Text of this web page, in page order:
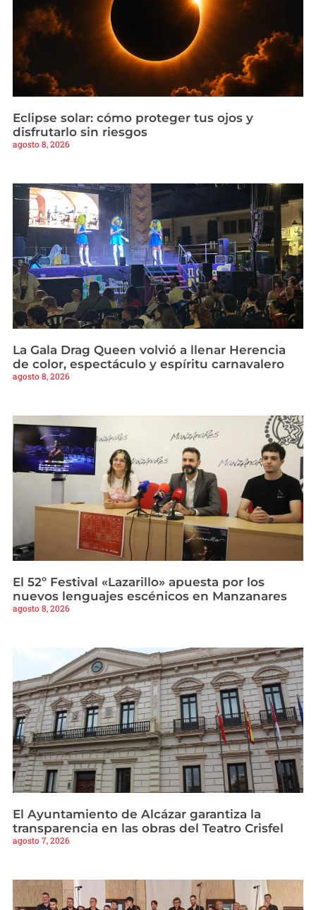
Eclipse solar: cómo proteger tus ojos y
disfrutarlo sin riesgos
agosto 8, 2026
La Gala Drag Queen volvió a llenar Herencia
de color, espectáculo y espíritu carnavalero
agosto 8, 2026
El 52º Festival «Lazarillo» apuesta por los
nuevos lenguajes escénicos en Manzanares
agosto 8, 2026
El Ayuntamiento de Alcázar garantiza la
transparencia en las obras del Teatro Crisfel
agosto 7, 2026